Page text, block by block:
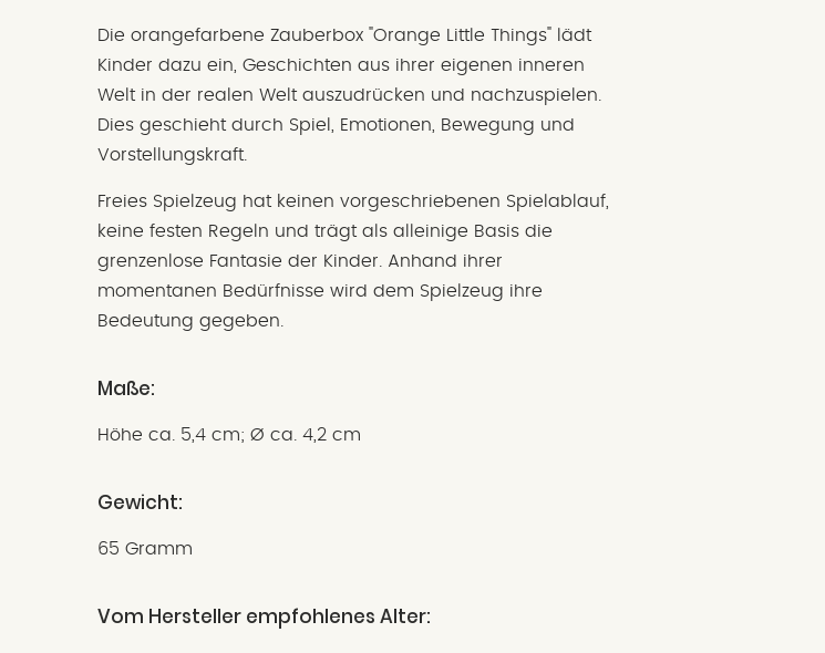
Die orangefarbene Zauberbox "Orange Little Things" lädt
Kinder dazu ein, Geschichten aus ihrer eigenen inneren
Welt in der realen Welt auszudrücken und nachzuspielen.
Dies geschieht durch Spiel, Emotionen, Bewegung und
Vorstellungskraft.
Freies Spielzeug hat keinen vorgeschriebenen Spielablauf,
keine festen Regeln und trägt als alleinige Basis die
grenzenlose Fantasie der Kinder. Anhand ihrer
momentanen Bedürfnisse wird dem Spielzeug ihre
Bedeutung gegeben.
Maße:
Höhe ca. 5,4 cm; Ø ca. 4,2 cm
Gewicht:
65 Gramm
Vom Hersteller empfohlenes Alter: